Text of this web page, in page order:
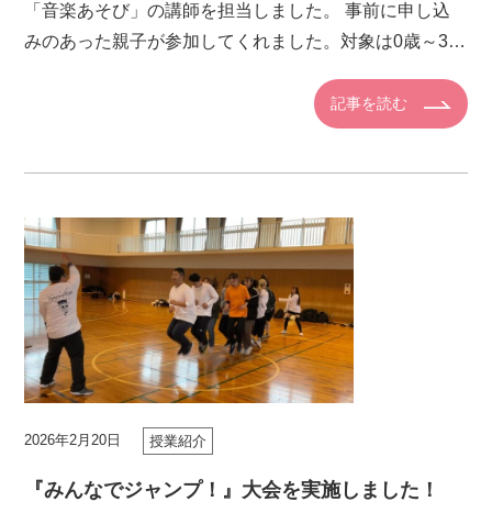
「音楽あそび」の講師を担当しました。 事前に申し込
みのあった親子が参加してくれました。対象は0歳～3歳
記事を読む
2026年2月20日 授業紹介
『みんなでジャンプ！』大会を実施しました！